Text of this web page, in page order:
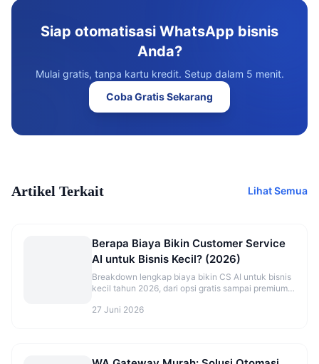
Siap otomatisasi WhatsApp bisnis
Anda?
Mulai gratis, tanpa kartu kredit. Setup dalam 5 menit.
Coba Gratis Sekarang
Artikel Terkait Lihat Semua
Berapa Biaya Bikin Customer Service
AI untuk Bisnis Kecil? (2026)
Breakdown lengkap biaya bikin CS AI untuk bisnis
kecil tahun 2026, dari opsi gratis sampai premium,
27 Juni 2026